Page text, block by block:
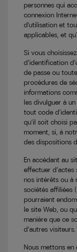
personnes qui
connexion
d'utilisation et
applicables, et
Si vous
d’identification
de passe ou
procédures de
informations
les divulguer à
tout code
qu’il soit choisi
moment, si, à
des dispositions
En accédant au
effectuer
nos intérêts ou à
sociétés affiliées
pourraient
le site Web, ou
manière que ce
d’autres visiteurs.
Nous mettons